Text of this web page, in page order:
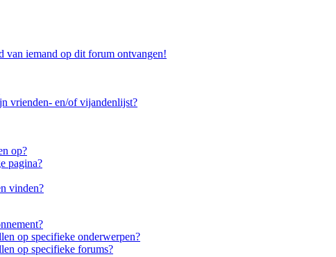
van iemand op dit forum ontvangen!
vrienden- en/of vijandenlijst?
op?
pagina?
vinden?
op specifieke onderwerpen?
op specifieke forums?